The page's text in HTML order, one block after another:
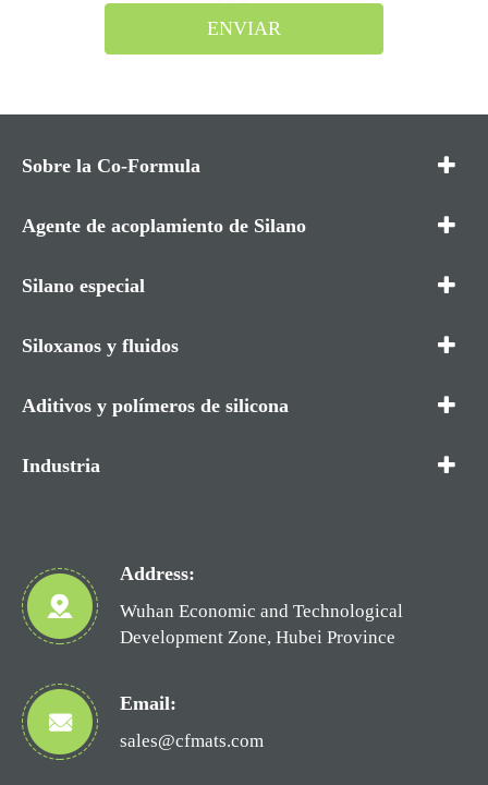
ENVIAR
Sobre la Co-Formula
Agente de acoplamiento de Silano
Silano especial
Siloxanos y fluidos
Aditivos y polímeros de silicona
Industria
Address:
Wuhan Economic and Technological
Development Zone, Hubei Province
Email:
sales@cfmats.com